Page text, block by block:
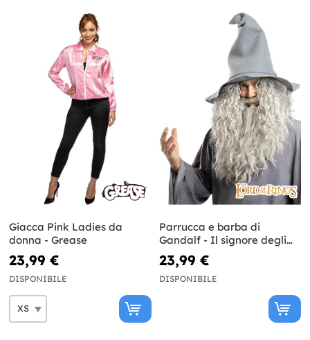
Giacca Pink Ladies da
donna - Grease
23,99 €
DISPONIBILE
Parrucca e barba di
Gandalf - Il signore degli
Anelli
23,99 €
DISPONIBILE